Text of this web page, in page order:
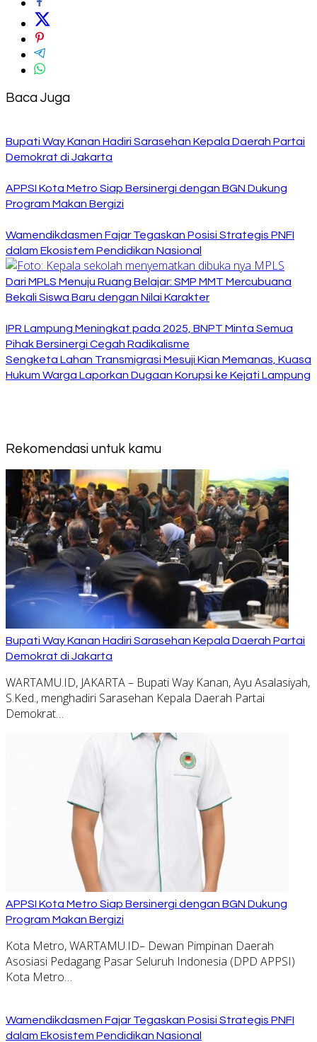
Baca Juga
Bupati Way Kanan Hadiri Sarasehan Kepala Daerah Partai
Demokrat di Jakarta
APPSI Kota Metro Siap Bersinergi dengan BGN Dukung
Program Makan Bergizi
Wamendikdasmen Fajar Tegaskan Posisi Strategis PNFI
dalam Ekosistem Pendidikan Nasional
Dari MPLS Menuju Ruang Belajar: SMP MMT Mercubuana
Bekali Siswa Baru dengan Nilai Karakter
IPR Lampung Meningkat pada 2025, BNPT Minta Semua
Pihak Bersinergi Cegah Radikalisme
Sengketa Lahan Transmigrasi Mesuji Kian Memanas, Kuasa
Hukum Warga Laporkan Dugaan Korupsi ke Kejati Lampung
Rekomendasi untuk kamu
Bupati Way Kanan Hadiri Sarasehan Kepala Daerah Partai
Demokrat di Jakarta
WARTAMU.ID, JAKARTA – Bupati Way Kanan, Ayu Asalasiyah,
S.Ked., menghadiri Sarasehan Kepala Daerah Partai
Demokrat…
APPSI Kota Metro Siap Bersinergi dengan BGN Dukung
Program Makan Bergizi
Kota Metro, WARTAMU.ID– Dewan Pimpinan Daerah
Asosiasi Pedagang Pasar Seluruh Indonesia (DPD APPSI)
Kota Metro…
Wamendikdasmen Fajar Tegaskan Posisi Strategis PNFI
dalam Ekosistem Pendidikan Nasional